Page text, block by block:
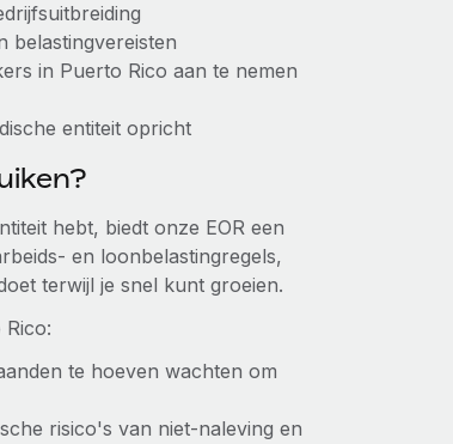
belastingvereisten
in Puerto Rico aan te nemen
entiteit opricht
hebt, biedt onze EOR een
en loonbelastingregels,
terwijl je snel kunt groeien.
te hoeven wachten om
risico's van niet-naleving en